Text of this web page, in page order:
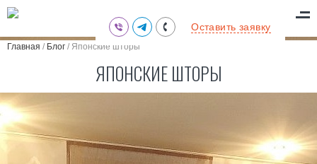
(095) 711-77-47
(097) 773-73-71
Оставить заявку
Главная / Блог / Японские шторы
ЯПОНСКИЕ ШТОРЫ